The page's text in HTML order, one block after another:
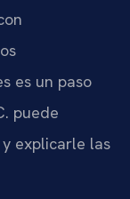
es un paso
puede
explicarle las